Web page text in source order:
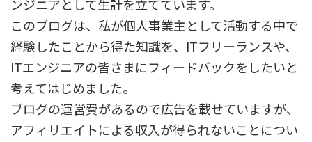
ンジニアとして生計を立てています。
このブログは、私が個人事業主として活動する中で
経験したことから得た知識を、ITフリーランスや、
ITエンジニアの皆さまにフィードバックをしたいと
考えてはじめました。
ブログの運営費があるので広告を載せていますが、
アフィリエイトによる収入が得られないことについ